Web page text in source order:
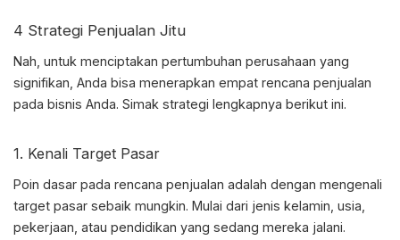
4 Strategi Penjualan Jitu
Nah, untuk menciptakan pertumbuhan perusahaan yang
signifikan, Anda bisa menerapkan empat rencana penjualan
pada bisnis Anda. Simak strategi lengkapnya berikut ini.
1. Kenali Target Pasar
Poin dasar pada rencana penjualan adalah dengan mengenali
target pasar sebaik mungkin. Mulai dari jenis kelamin, usia,
pekerjaan, atau pendidikan yang sedang mereka jalani.